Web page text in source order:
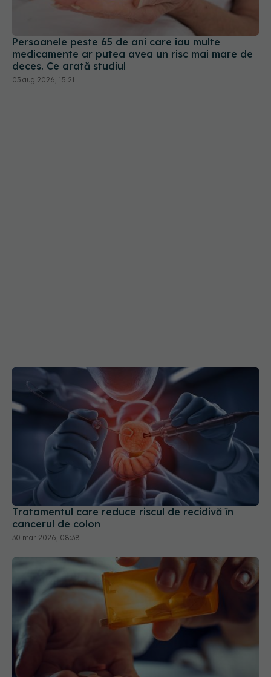
Persoanele peste 65 de ani care iau multe
medicamente ar putea avea un risc mai mare de
deces. Ce arată studiul
03 aug 2026, 15:21
Tratamentul care reduce riscul de recidivă în
cancerul de colon
30 mar 2026, 08:38